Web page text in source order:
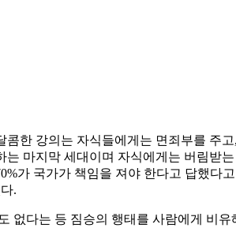
한 강의는 자식들에게는 면죄부를 주
마지막 세대이며 자식에게는 버림받
가 국가가 책임을 져야 한다고 답했다
.
다는 등 짐승의 행태를 사람에게 비